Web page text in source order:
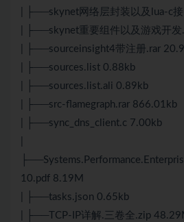
| ├──skynet网络层封装以及lua-c
| ├──skynet重要组件以及游戏开
| ├──sourceinsight4带注册.rar
| ├──sources.list 0.88kb
| ├──sources.list.ali 0.89kb
| ├──src-flamegraph.rar 866.01kb
| ├──sync_dns_client.c 7.00kb
10.pdf 8.19M
| ├──tasks.json 0.65kb
| ├──TCP-IP详解.三卷全.zip